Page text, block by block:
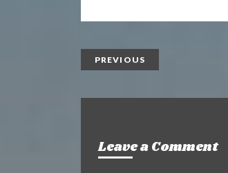
PREVIOUS
Leave a Comment